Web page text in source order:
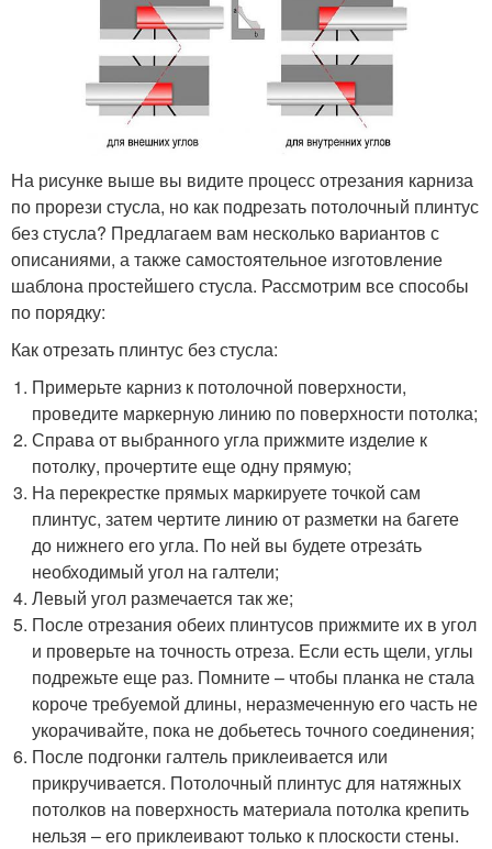
На рисунке выше вы видите процесс отрезания карниза
по прорези стусла, но как подрезать потолочный плинтус
без стусла? Предлагаем вам несколько вариантов с
описаниями, а также самостоятельное изготовление
шаблона простейшего стусла. Рассмотрим все способы
по порядку:
Как отрезать плинтус без стусла:
Примерьте карниз к потолочной поверхности,
проведите маркерную линию по поверхности потолка;
Справа от выбранного угла прижмите изделие к
потолку, прочертите еще одну прямую;
На перекрестке прямых маркируете точкой сам
плинтус, затем чертите линию от разметки на багете
до нижнего его угла. По ней вы будете отреза́ть
необходимый угол на галтели;
Левый угол размечается так же;
После отрезания обеих плинтусов прижмите их в угол
и проверьте на точность отреза. Если есть щели, углы
подрежьте еще раз. Помните – чтобы планка не стала
короче требуемой длины, неразмеченную его часть не
укорачивайте, пока не добьетесь точного соединения;
После подгонки галтель приклеивается или
прикручивается. Потолочный плинтус для натяжных
потолков на поверхность материала потолка крепить
нельзя – его приклеивают только к плоскости стены.